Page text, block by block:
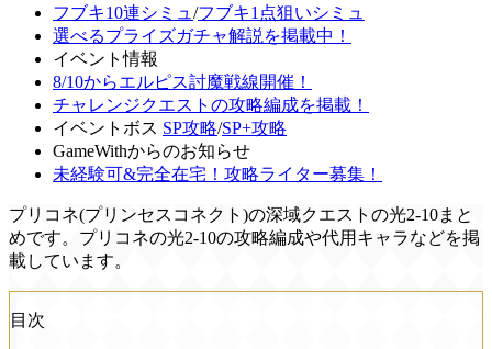
フブキ10連シミュ /フブキ1点狙いシミュ
選べるプライズガチャ解説を掲載中！
イベント情報
8/10からエルピス討魔戦線開催！
チャレンジクエストの攻略編成を掲載！
イベントボス SP攻略/SP+攻略
GameWithからのお知らせ
未経験可&完全在宅！攻略ライター募集！
プリコネ(プリンセスコネクト)の深域クエストの光2-10まと
めです。プリコネの光2-10の攻略編成や代用キャラなどを掲
載しています。
目次